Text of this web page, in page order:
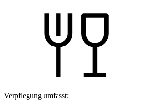
Verpflegung umfasst: